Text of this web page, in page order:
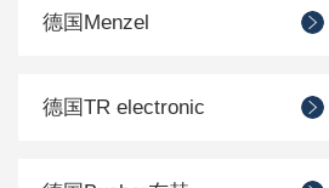
德国Menzel
德国TR electronic